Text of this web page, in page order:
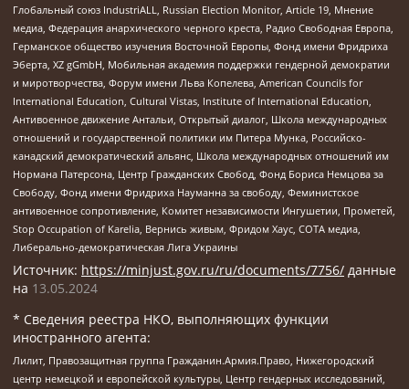
Глобальный союз IndustriALL, Russian Election Monitor, Article 19, Мнение
медиа, Федерация анархического черного креста, Радио Свободная Европа,
Германское общество изучения Восточной Европы, Фонд имени Фридриха
Эберта, XZ gGmbH, Мобильная академия поддержки гендерной демократии
и миротворчества, Форум имени Льва Копелева, American Councils for
International Education, Cultural Vistas, Institute of International Education,
Антивоенное движение Антальи, Открытый диалог, Школа международных
отношений и государственной политики им Питера Мунка, Российско-
канадский демократический альянс, Школа международных отношений им
Нормана Патерсона, Центр Гражданских Свобод, Фонд Бориса Немцова за
Свободу, Фонд имени Фридриха Науманна за свободу, Феминистское
антивоенное сопротивление, Комитет независимости Ингушетии, Прометей,
Stop Occupation of Karelia, Вернись живым, Фридом Хаус, СОТА медиа,
Либерально-демократическая Лига Украины
Источник: https://minjust.gov.ru/ru/documents/7756/ данные
на 13.05.2024
* Сведения реестра НКО, выполняющих функции
иностранного агента:
Лилит, Правозащитная группа Гражданин.Армия.Право, Нижегородский
центр немецкой и европейской культуры, Центр гендерных исследований,